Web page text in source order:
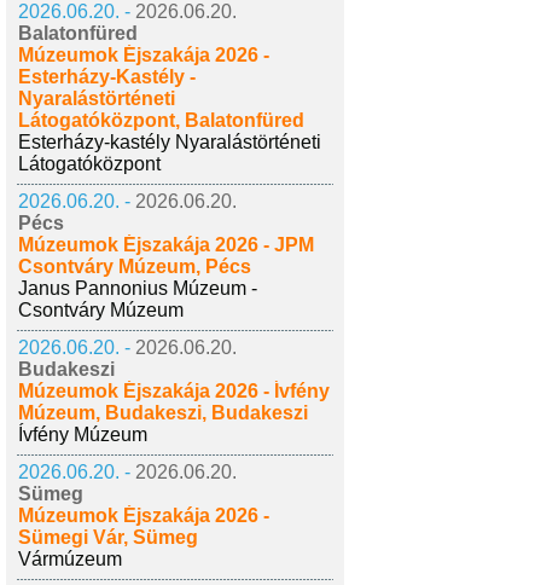
2026.06.20. - 2026.06.20.
Balatonfüred
Múzeumok Éjszakája 2026 -
Esterházy-Kastély -
Nyaralástörténeti
Látogatóközpont, Balatonfüred
Esterházy-kastély Nyaralástörténeti
Látogatóközpont
2026.06.20. - 2026.06.20.
Pécs
Múzeumok Éjszakája 2026 - JPM
Csontváry Múzeum, Pécs
Janus Pannonius Múzeum -
Csontváry Múzeum
2026.06.20. - 2026.06.20.
Budakeszi
Múzeumok Éjszakája 2026 - Ívfény
Múzeum, Budakeszi, Budakeszi
Ívfény Múzeum
2026.06.20. - 2026.06.20.
Sümeg
Múzeumok Éjszakája 2026 -
Sümegi Vár, Sümeg
Vármúzeum